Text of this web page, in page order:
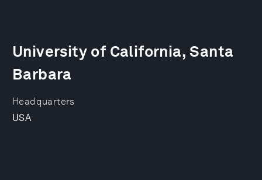
Headquarters
USA
University of California, Santa
Barbara